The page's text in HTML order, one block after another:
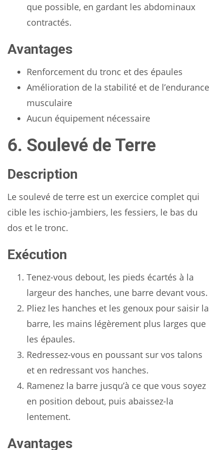
que possible, en gardant les abdominaux
contractés.
Avantages
Renforcement du tronc et des épaules
Amélioration de la stabilité et de l’endurance
musculaire
Aucun équipement nécessaire
6. Soulevé de Terre
Description
Le soulevé de terre est un exercice complet qui
cible les ischio-jambiers, les fessiers, le bas du
dos et le tronc.
Exécution
Tenez-vous debout, les pieds écartés à la
largeur des hanches, une barre devant vous.
Pliez les hanches et les genoux pour saisir la
barre, les mains légèrement plus larges que
les épaules.
Redressez-vous en poussant sur vos talons
et en redressant vos hanches.
Ramenez la barre jusqu’à ce que vous soyez
en position debout, puis abaissez-la
lentement.
Avantages